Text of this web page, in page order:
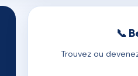
📞
Trouvez ou